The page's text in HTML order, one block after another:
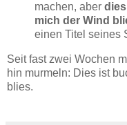
machen, aber
mich der Wind
einen Titel seines
Seit fast zwei Wochen
hin murmeln: Dies ist
blies.